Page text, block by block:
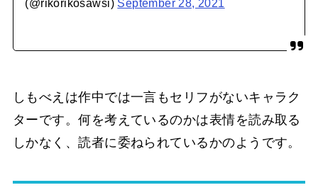
(@rikorikosawsi) September 28, 2021
しもべえは作中では一言もセリフがないキャラク
ターです。何を考えているのかは表情を読み取る
しかなく、読者に委ねられているかのようです。